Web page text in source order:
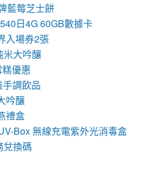
藍莓芝士餅
日4G 60GB數據卡
入場券2張
米大吟釀
優惠
調飲品
吟釀
禮盒
Box 無線充電紫外光消毒盒
兌換碼